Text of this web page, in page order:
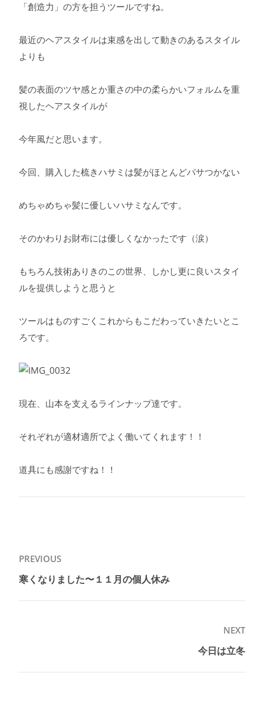
「創造力」の方を担うツールですね。
最近のヘアスタイルは束感を出して動きのあるスタイル
よりも
髪の表面のツヤ感とか重さの中の柔らかいフォルムを重
視したヘアスタイルが
今年風だと思います。
今回、購入した梳きハサミは髪がほとんどパサつかない
めちゃめちゃ髪に優しいハサミなんです。
そのかわりお財布には優しくなかったです（涙）
もちろん技術ありきのこの世界、しかし更に良いスタイ
ルを提供しようと思うと
ツールはものすごくこれからもこだわっていきたいとこ
ろです。
現在、山本を支えるラインナップ達です。
それぞれが適材適所でよく働いてくれます！！
道具にも感謝ですね！！
投
稿
PREVIOUS
Previous
寒くなりました〜１１月の個人休み
NEXT
post:
今日は立冬